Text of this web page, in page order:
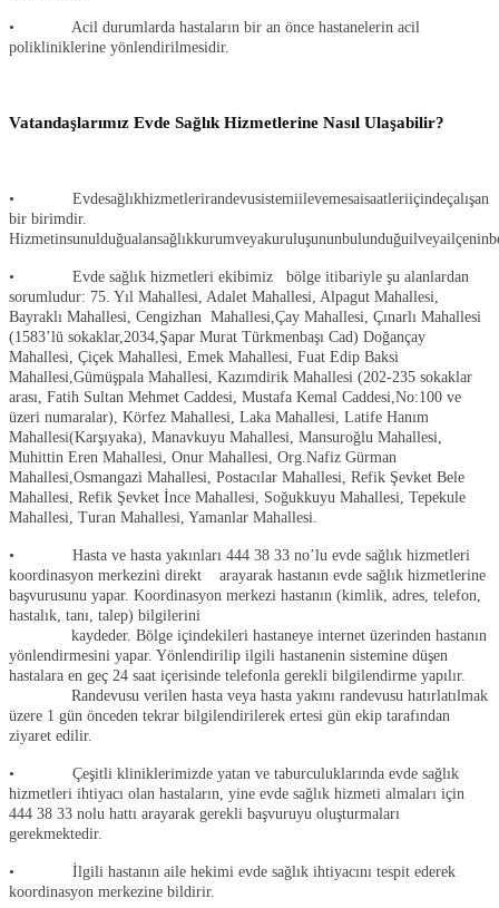
• Acil durumlarda hastaların bir an önce hastanelerin acil
polikliniklerine yönlendirilmesidir.
Vatandaşlarımız Evde Sağlık Hizmetlerine Nasıl Ulaşabilir?
• Evdesağlıkhizmetlerirandevusistemiilevemesaisaatleriiçindeçalışan
bir birimdir.
• Evde sağlık hizmetleri ekibimiz bölge itibariyle şu alanlardan
sorumludur: 75. Yıl Mahallesi, Adalet Mahallesi, Alpagut Mahallesi,
Bayraklı Mahallesi, Cengizhan Mahallesi,Çay Mahallesi, Çınarlı Mahallesi
(1583’lü sokaklar,2034,Şapar Murat Türkmenbaşı Cad) Doğançay
Mahallesi, Çiçek Mahallesi, Emek Mahallesi, Fuat Edip Baksi
Mahallesi,Gümüşpala Mahallesi, Kazımdirik Mahallesi (202-235 sokaklar
arası, Fatih Sultan Mehmet Caddesi, Mustafa Kemal Caddesi,No:100 ve
üzeri numaralar), Körfez Mahallesi, Laka Mahallesi, Latife Hanım
Mahallesi(Karşıyaka), Manavkuyu Mahallesi, Mansuroğlu Mahallesi,
Muhittin Eren Mahallesi, Onur Mahallesi, Org.Nafiz Gürman
Mahallesi,Osmangazi Mahallesi, Postacılar Mahallesi, Refik Şevket Bele
Mahallesi, Refik Şevket İnce Mahallesi, Soğukkuyu Mahallesi, Tepekule
Mahallesi, Turan Mahallesi, Yamanlar Mahallesi.
• Hasta ve hasta yakınları 444 38 33 no’lu evde sağlık hizmetleri
koordinasyon merkezini direkt arayarak hastanın evde sağlık hizmetlerine
başvurusunu yapar. Koordinasyon merkezi hastanın (kimlik, adres, telefon,
hastalık, tanı, talep) bilgilerini
kaydeder. Bölge içindekileri hastaneye internet üzerinden hastanın
yönlendirmesini yapar. Yönlendirilip ilgili hastanenin sistemine düşen
hastalara en geç 24 saat içerisinde telefonla gerekli bilgilendirme yapılır.
Randevusu verilen hasta veya hasta yakını randevusu hatırlatılmak
üzere 1 gün önceden tekrar bilgilendirilerek ertesi gün ekip tarafından
ziyaret edilir.
• Çeşitli kliniklerimizde yatan ve taburculuklarında evde sağlık
hizmetleri ihtiyacı olan hastaların, yine evde sağlık hizmeti almaları için
444 38 33 nolu hattı arayarak gerekli başvuruyu oluşturmaları
gerekmektedir.
• İlgili hastanın aile hekimi evde sağlık ihtiyacını tespit ederek
koordinasyon merkezine bildirir.